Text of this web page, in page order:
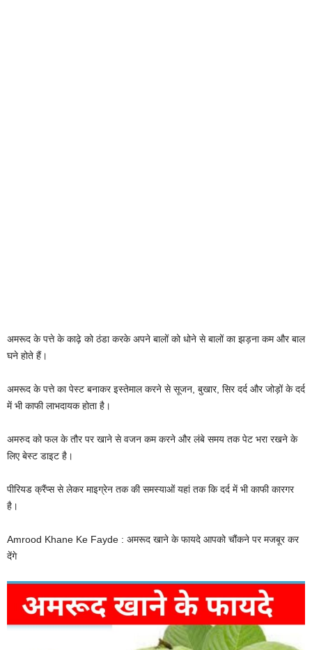
अमरूद के पत्ते के काढ़े को ठंडा करके अपने बालों को धोने से बालों का झड़ना कम और बाल
घने होते हैं।
अमरूद के पत्ते का पेस्ट बनाकर इस्तेमाल करने से सूजन, बुखार, सिर दर्द और जोड़ों के दर्द
में भी काफी लाभदायक होता है।
अमरुद को फल के तौर पर खाने से वजन कम करने और लंबे समय तक पेट भरा रखने के
लिए बेस्ट डाइट है।
पीरियड क्रैंप्स से लेकर माइग्रेन तक की समस्याओं यहां तक कि दर्द में भी काफी कारगर
है।
Amrood Khane Ke Fayde : अमरूद खाने के फायदे आपको चौंकने पर मजबूर कर
देंगे